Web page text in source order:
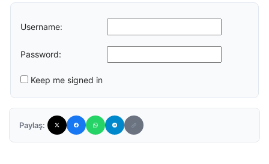
Username:
Password:
Keep me signed in
Paylaş: